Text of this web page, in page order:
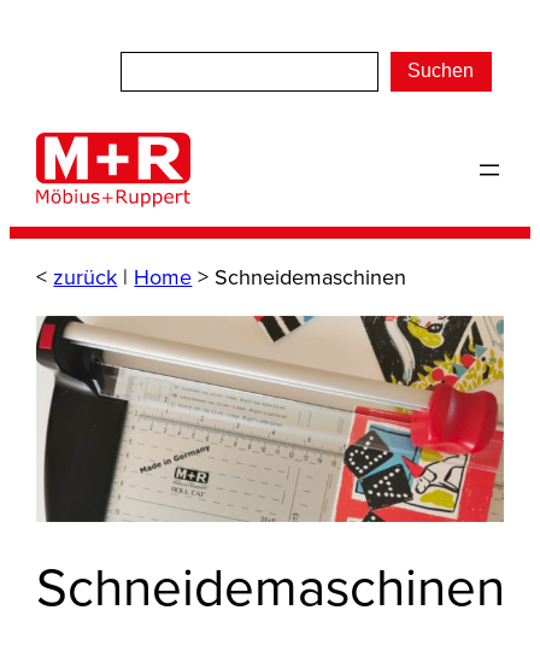
Suchen
< zurück | Home> Schneidemaschinen
Schneidemaschinen